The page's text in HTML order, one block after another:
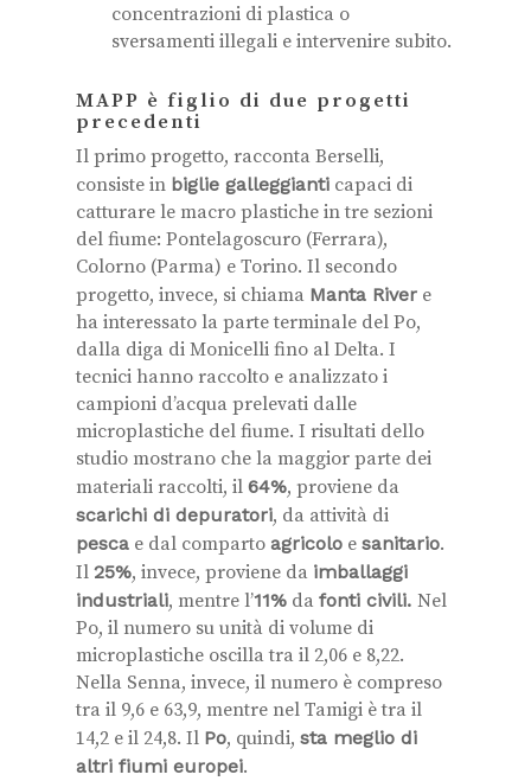
concentrazioni di plastica o
sversamenti illegali e intervenire subito.
MAPP è figlio di due progetti
precedenti
Il primo progetto, racconta Berselli,
consiste in biglie galleggianti capaci di
catturare le macro plastiche in tre sezioni
del fiume: Pontelagoscuro (Ferrara),
Colorno (Parma) e Torino. Il secondo
progetto, invece, si chiama Manta River e
ha interessato la parte terminale del Po,
dalla diga di Monicelli fino al Delta. I
tecnici hanno raccolto e analizzato i
campioni d’acqua prelevati dalle
microplastiche del fiume. I risultati dello
studio mostrano che la maggior parte dei
materiali raccolti, il 64%, proviene da
scarichi di depuratori, da attività di
pesca e dal comparto agricolo e sanitario.
Il 25%, invece, proviene da imballaggi
industriali, mentre l’11% da fonti civili. Nel
Po, il numero su unità di volume di
microplastiche oscilla tra il 2,06 e 8,22.
Nella Senna, invece, il numero è compreso
tra il 9,6 e 63,9, mentre nel Tamigi è tra il
14,2 e il 24,8. Il Po, quindi, sta meglio di
altri fiumi europei.